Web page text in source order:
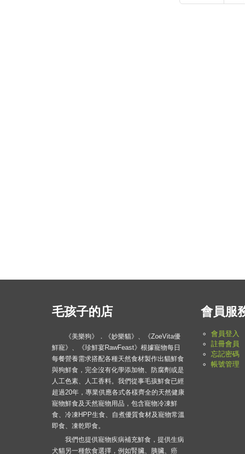
毛孩子的店
《美樂狗》．《妙樂貓》、《ZoeVita優
鮮寵》、《珍鮮宴RawFeast》根據寵物每日
每餐營養需求搭配各種天然食材製作出貓鮮食
與狗鮮食，完全沒有化學添加物、防腐劑或是
人工色素、人工香料。我們從事毛孩鮮食已經
超過20年，專業供應各式各樣齊全的天然健康
寵物鮮食及天然寵物用品，包含寵物冷凍鮮
食、冷凍HPP生食、自煮優質食材及寵物常溫
即食、凍乾即食。
我們也提供寵物疾病補充鮮食，提供生病
犬貓另一種飲食選擇，例如腎臟、胰臟、癌
會員服
會員登入
註冊會員
忘記密碼
帳號管理